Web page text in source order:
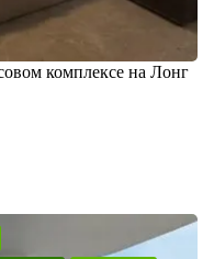
комплексе на Лонг